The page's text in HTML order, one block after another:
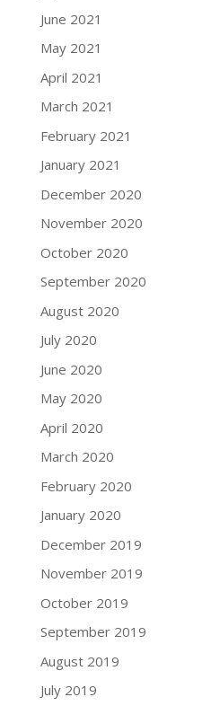
June 2021
May 2021
April 2021
March 2021
February 2021
January 2021
December 2020
November 2020
October 2020
September 2020
August 2020
July 2020
June 2020
May 2020
April 2020
March 2020
February 2020
January 2020
December 2019
November 2019
October 2019
September 2019
August 2019
July 2019